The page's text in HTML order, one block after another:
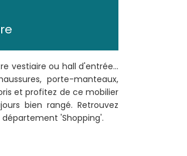
vestiaire ou hall d'entrée...
porte-manteaux,
et profitez de ce mobilier
bien rangé. Retrouvez
'Shopping'.